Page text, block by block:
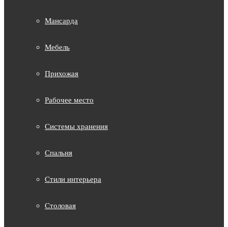
Мансарда
Мебель
Прихожая
Рабочее место
Системы хранения
Спальня
Стили интерьера
Столовая